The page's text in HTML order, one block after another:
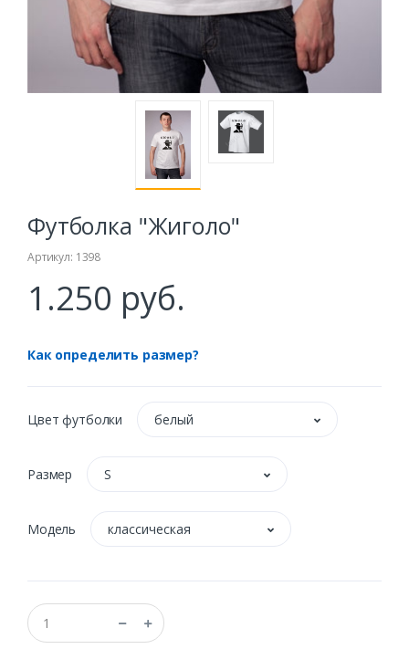
Футболка "Жиголо"
Артикул: 1398
1.250 руб.
Как определить размер?
Цвет футболки белый
Размер S
Модель классическая